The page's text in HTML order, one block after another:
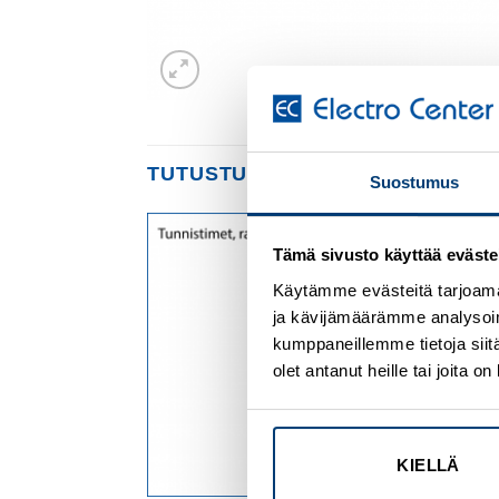
Suostumus
Tämä sivusto käyttää
Käytämme evästeitä
ja kävijämäärämme
kumppaneillemme tietoja
olet antanut heille tai joita
KIELLÄ
TUTUSTU MYÖS
wishlist